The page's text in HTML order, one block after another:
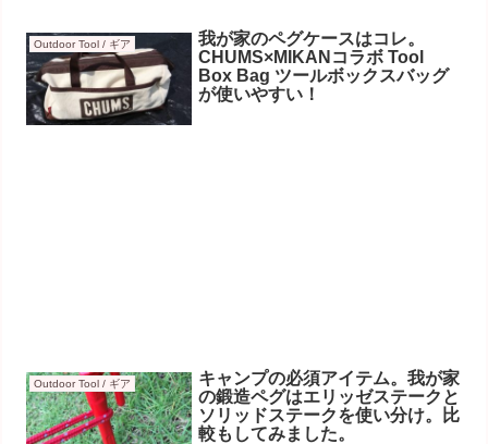
Outdoor Tool / ギア
我が家のペグケースはコレ。
CHUMS×MIKANコラボ Tool
Box Bag ツールボックスバッグ
が使いやすい！
Outdoor Tool / ギア
キャンプの必須アイテム。我が家
の鍛造ペグはエリッゼステークと
ソリッドステークを使い分け。比
較もしてみました。